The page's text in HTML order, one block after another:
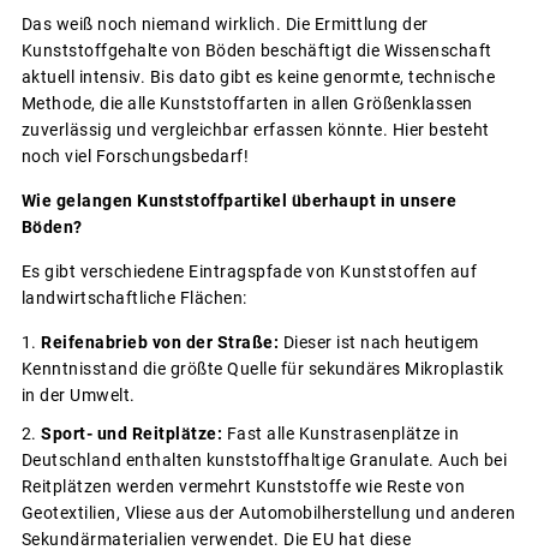
Das weiß noch niemand wirklich. Die Ermittlung der
Kunststoffgehalte von Böden beschäftigt die Wissenschaft
aktuell intensiv. Bis dato gibt es keine genormte, technische
Methode, die alle Kunststoffarten in allen Größenklassen
zuverlässig und vergleichbar erfassen könnte. Hier besteht
noch viel Forschungsbedarf!
Wie gelangen Kunststoffpartikel überhaupt in unsere
Böden?
Es gibt verschiedene Eintragspfade von Kunststoffen auf
landwirtschaftliche Flächen:
Reifenabrieb von der Straße: Dieser ist nach heutigem
Kenntnisstand die größte Quelle für sekundäres Mikroplastik
in der Umwelt.
Sport- und Reitplätze: Fast alle Kunstrasenplätze in
Deutschland enthalten kunststoffhaltige Granulate. Auch bei
Reitplätzen werden vermehrt Kunststoffe wie Reste von
Geotextilien, Vliese aus der Automobilherstellung und anderen
Sekundärmaterialien verwendet. Die EU hat diese